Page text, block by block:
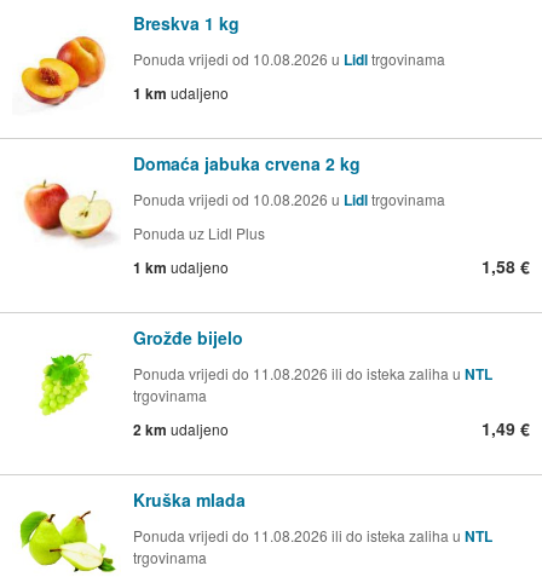
Breskva 1 kg
Ponuda vrijedi od 10.08.2026 u Lidltrgovinama
1 km udaljeno
Domaća jabuka crvena 2 kg
Ponuda vrijedi od 10.08.2026 u Lidltrgovinama
Ponuda uz Lidl Plus
1 km udaljeno 1,58 €
Grožđe bijelo
Ponuda vrijedi do 11.08.2026 ili do isteka zaliha u NTL
trgovinama
2 km udaljeno 1,49 €
Kruška mlada
Ponuda vrijedi do 11.08.2026 ili do isteka zaliha u NTL
trgovinama